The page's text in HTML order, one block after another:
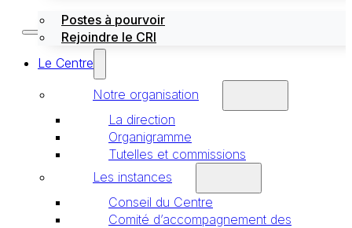
Postes à pourvoir
Rejoindre le CRI
Le Centre
Notre organisation
La direction
Organigramme
Tutelles et commissions
Les instances
Conseil du Centre
Comité d’accompagnement des